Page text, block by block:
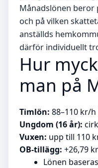
Månadslönen
och på vilken
anställds
därför individuellt
Hur
man på
Timlön: 88–110 kr/
Ungdom (16 år):
Vuxen: upp till 110
OB-tillägg: +26,79
Lönen